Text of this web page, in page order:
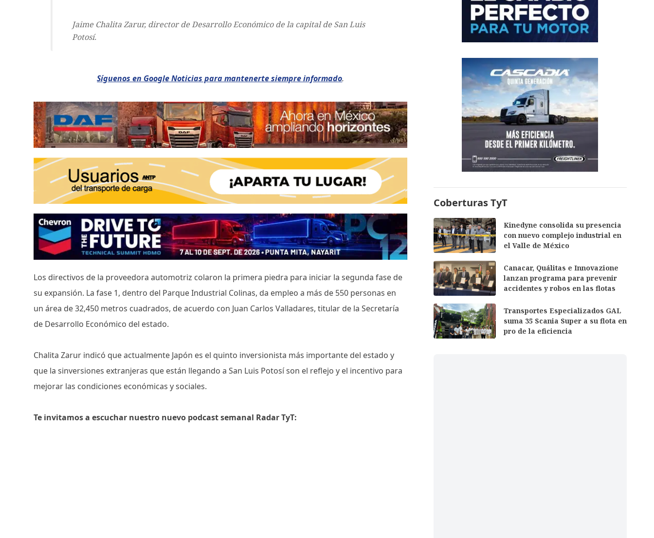
Jaime Chalita Zarur, director de Desarrollo Económico de la capital de San Luis
Potosí.
Síguenos en Google Noticias para mantenerte siempre informado.
Los directivos de la proveedora automotriz colaron la primera piedra para iniciar la segunda fase de
su expansión. La fase 1, dentro del Parque Industrial Colinas, da empleo a más de 550 personas en
un área de 32,450 metros cuadrados, de acuerdo con Juan Carlos Valladares, titular de la Secretaría
de Desarrollo Económico del estado.
Chalita Zarur indicó que actualmente Japón es el quinto inversionista más importante del estado y
que la sinversiones extranjeras que están llegando a San Luis Potosí son el reflejo y el incentivo para
mejorar las condiciones económicas y sociales.
Te invitamos a escuchar nuestro nuevo podcast semanal Radar TyT:
Coberturas TyT
Kinedyne consolida su presencia
con nuevo complejo industrial en
el Valle de México
Canacar, Quálitas e Innovazione
lanzan programa para prevenir
accidentes y robos en las flotas
Transportes Especializados GAL
suma 35 Scania Super a su flota en
pro de la eficiencia